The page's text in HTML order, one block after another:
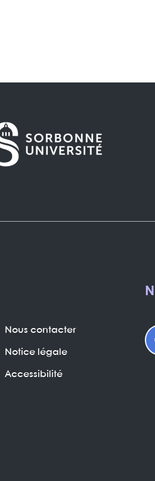
Nous contacter
Notice légale
Accessibilité